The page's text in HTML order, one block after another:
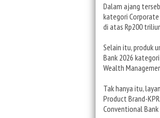
Dalam ajang
kategori
di atas Rp200
Selain itu, produk
Bank 2026
Wealth
Tak hanya itu,
Product Brand-
Conventional Bank